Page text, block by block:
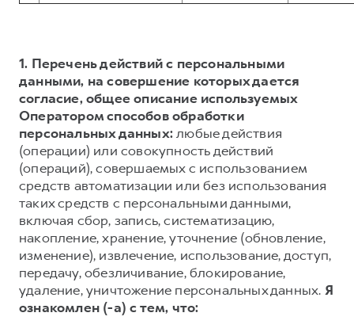
1. Перечень действий с персональными
данными, на совершение которых дается
согласие, общее описание используемых
Оператором способов обработки
персональных данных:любые действия
(операции) или совокупность действий
(операций), совершаемых с использованием
средств автоматизации или без использования
таких средств с персональными данными,
включая сбор, запись, систематизацию,
накопление, хранение, уточнение (обновление,
изменение), извлечение, использование, доступ,
передачу, обезличивание, блокирование,
удаление, уничтожение персональных данных. Я
ознакомлен (-а) с тем, что: